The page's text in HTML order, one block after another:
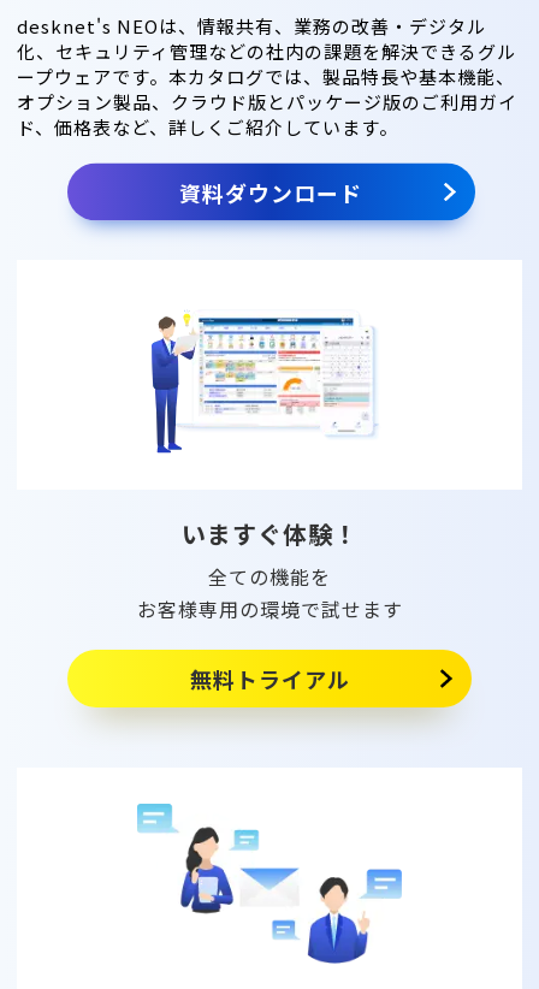
desknet's NEOは、情報共有、業務の改善・デジタル
化、セキュリティ管理などの社内の課題を解決できるグル
ープウェアです。本カタログでは、製品特長や基本機能、
オプション製品、クラウド版とパッケージ版のご利用ガイ
ド、価格表など、詳しくご紹介しています。
資料ダウンロード
いますぐ体験！
全ての機能を
お客様専用の環境で試せます
無料トライアル